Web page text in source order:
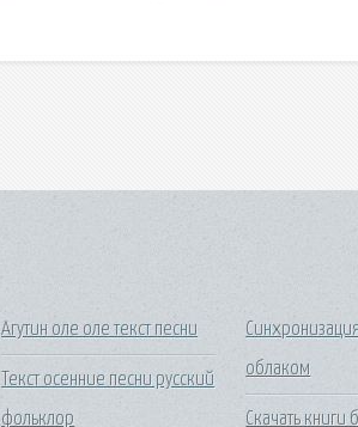
Агутин оле оле текст песни
Текст осенние песни русский
фольклор
облаком
Скачать книги